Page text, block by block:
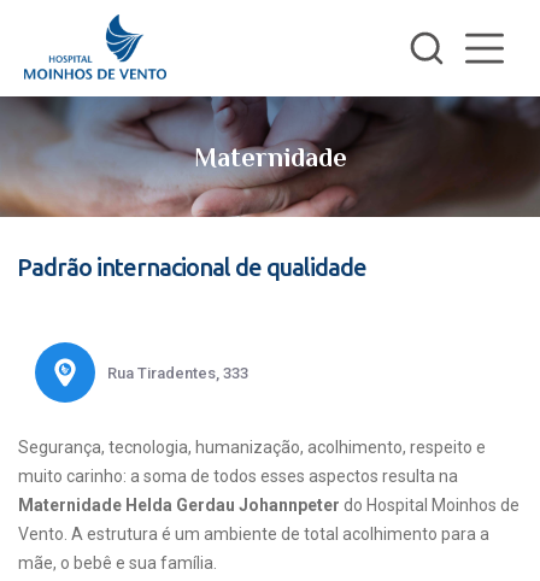
Maternidade
Padrão internacional de qualidade
Rua Tiradentes, 333
Segurança, tecnologia, humanização, acolhimento, respeito e
muito carinho: a soma de todos esses aspectos resulta na
Maternidade Helda Gerdau Johannpeter do Hospital Moinhos de
Vento. A estrutura é um ambiente de total acolhimento para a
mãe, o bebê e sua família.